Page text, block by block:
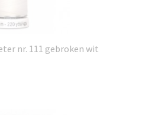
nr. 111 gebroken wit